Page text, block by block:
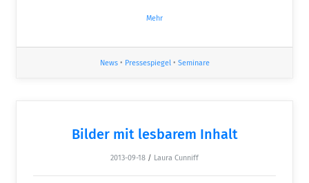
Mehr
News• Pressespiegel• Seminare
Bilder mit lesbarem Inhalt
2013-09-18 / Laura Cunniff